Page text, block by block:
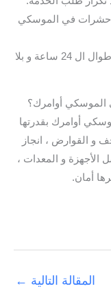
حشرات في الموسكي
تعمل شركة مكافحة حشرات في الموسكي طوال ال 24 ساعة و بلا
الموسكي أوامرك؟
أوامرك بقدرتها
و القوارض ، انجاز
و المعدات ،
أمان.
المقالة التالية ←